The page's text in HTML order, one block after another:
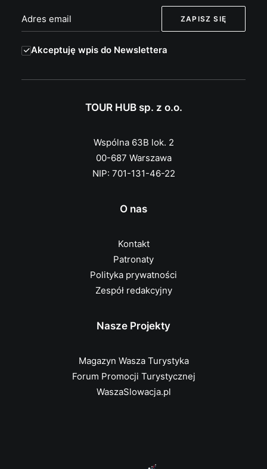
Akceptuję wpis do Newslettera
TOUR HUB sp. z o.o.
Wspólna 63B lok. 2
00-687 Warszawa
NIP: 701-131-46-22
O nas
Kontakt
Patronaty
Polityka prywatności
Zespół redakcyjny
Nasze Projekty
Magazyn Wasza Turystyka
Forum Promocji Turystycznej
WaszaSlowacja.pl